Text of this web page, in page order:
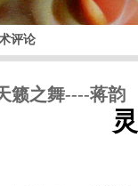
评论
籁之舞----蒋韵
灵魂